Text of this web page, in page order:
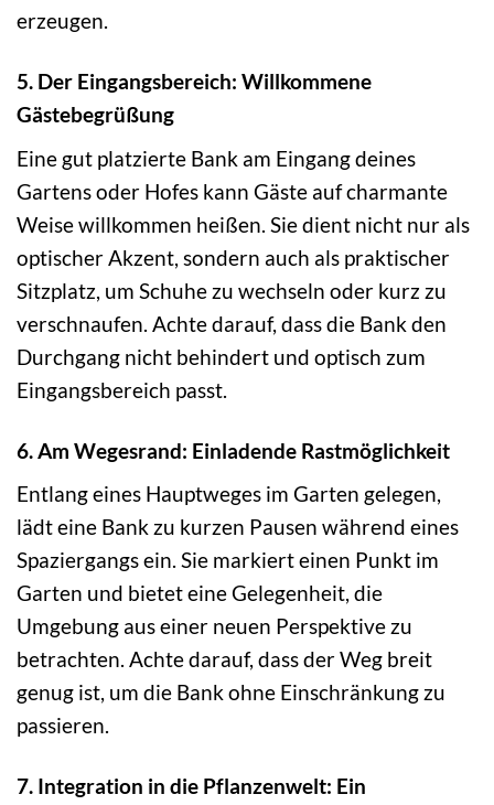
erzeugen.
5. Der Eingangsbereich: Willkommene
Gästebegrüßung
Eine gut platzierte Bank am Eingang deines
Gartens oder Hofes kann Gäste auf charmante
Weise willkommen heißen. Sie dient nicht nur als
optischer Akzent, sondern auch als praktischer
Sitzplatz, um Schuhe zu wechseln oder kurz zu
verschnaufen. Achte darauf, dass die Bank den
Durchgang nicht behindert und optisch zum
Eingangsbereich passt.
6. Am Wegesrand: Einladende Rastmöglichkeit
Entlang eines Hauptweges im Garten gelegen,
lädt eine Bank zu kurzen Pausen während eines
Spaziergangs ein. Sie markiert einen Punkt im
Garten und bietet eine Gelegenheit, die
Umgebung aus einer neuen Perspektive zu
betrachten. Achte darauf, dass der Weg breit
genug ist, um die Bank ohne Einschränkung zu
passieren.
7. Integration in die Pflanzenwelt: Ein